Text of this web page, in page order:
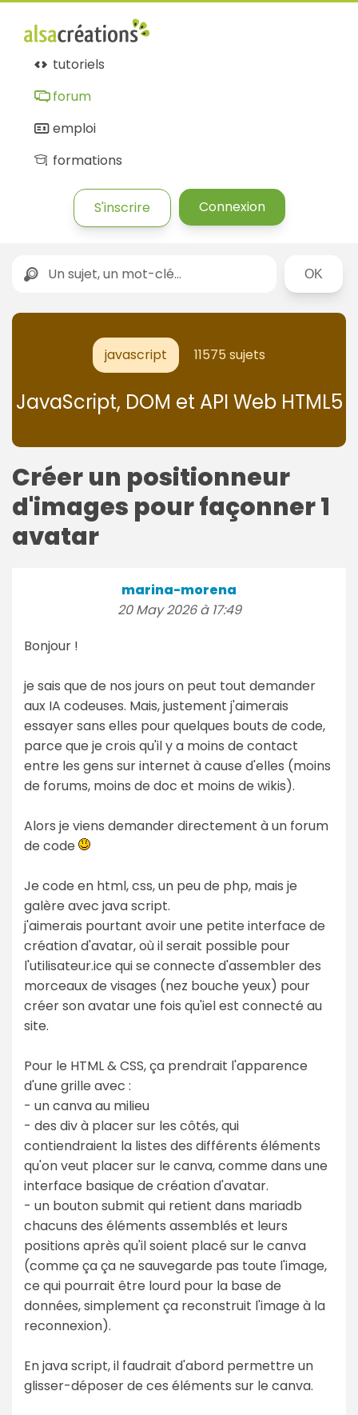
tutoriels
forum
emploi
formations
S'inscrire Connexion
Rechercher
javascript 11575 sujets
JavaScript, DOM et API Web HTML5
Créer un positionneur
d'images pour façonner 1
avatar
marina-morena
20 May 2026 à 17:49
Bonjour !
je sais que de nos jours on peut tout demander
aux IA codeuses. Mais, justement j'aimerais
essayer sans elles pour quelques bouts de code,
parce que je crois qu'il y a moins de contact
entre les gens sur internet à cause d'elles (moins
de forums, moins de doc et moins de wikis).
Alors je viens demander directement à un forum
de code
Je code en html, css, un peu de php, mais je
galère avec java script.
j'aimerais pourtant avoir une petite interface de
création d'avatar, où il serait possible pour
l'utilisateur.ice qui se connecte d'assembler des
morceaux de visages (nez bouche yeux) pour
créer son avatar une fois qu'iel est connecté au
site.
Pour le HTML & CSS, ça prendrait l'apparence
d'une grille avec :
- un canva au milieu
- des div à placer sur les côtés, qui
contiendraient la listes des différents éléments
qu'on veut placer sur le canva, comme dans une
interface basique de création d'avatar.
- un bouton submit qui retient dans mariadb
chacuns des éléments assemblés et leurs
positions après qu'il soient placé sur le canva
(comme ça ça ne sauvegarde pas toute l'image,
ce qui pourrait être lourd pour la base de
données, simplement ça reconstruit l'image à la
reconnexion).
En java script, il faudrait d'abord permettre un
glisser-déposer de ces éléments sur le canva.